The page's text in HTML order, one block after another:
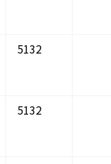
5132
5132